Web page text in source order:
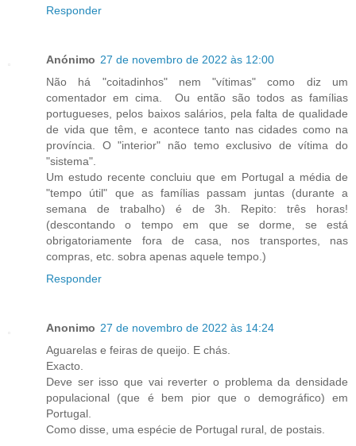
Responder
Anónimo 27 de novembro de 2022 às 12:00
Não há "coitadinhos" nem "vítimas" como diz um
comentador em cima. Ou então são todos as famílias
portugueses, pelos baixos salários, pela falta de qualidade
de vida que têm, e acontece tanto nas cidades como na
província. O "interior" não temo exclusivo de vítima do
"sistema".
Um estudo recente concluiu que em Portugal a média de
"tempo útil" que as famílias passam juntas (durante a
semana de trabalho) é de 3h. Repito: três horas!
(descontando o tempo em que se dorme, se está
obrigatoriamente fora de casa, nos transportes, nas
compras, etc. sobra apenas aquele tempo.)
Responder
Anonimo 27 de novembro de 2022 às 14:24
Aguarelas e feiras de queijo. E chás.
Exacto.
Deve ser isso que vai reverter o problema da densidade
populacional (que é bem pior que o demográfico) em
Portugal.
Como disse, uma espécie de Portugal rural, de postais.